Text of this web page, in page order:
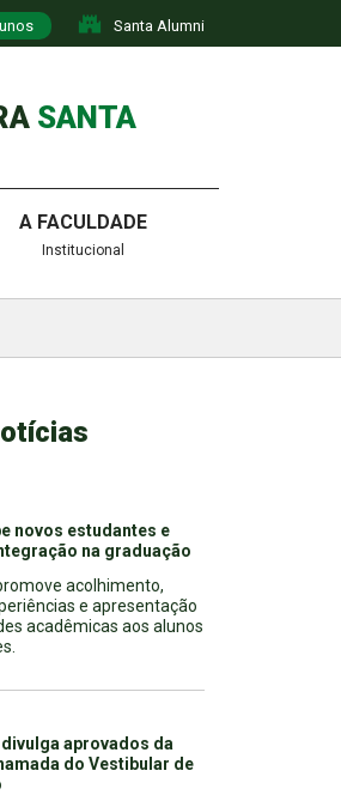
Santa Alumni
SANTA
A FACULDADE
Institucional
novos estudantes e
na graduação
acolhimento,
e apresentação
acadêmicas aos alunos
aprovados da
do Vestibular de